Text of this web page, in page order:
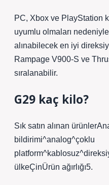
PC, Xbox ve PlayStation
uyumlu olmaları nedeniyle
alınabilecek en iyi
Rampage V900-S ve
sıralanabilir.
G29 kaç kilo?
Sık satın alınan
bildirimi^analog^çoklu
ülke‎ÇinÜrün ağırlığı‎5.